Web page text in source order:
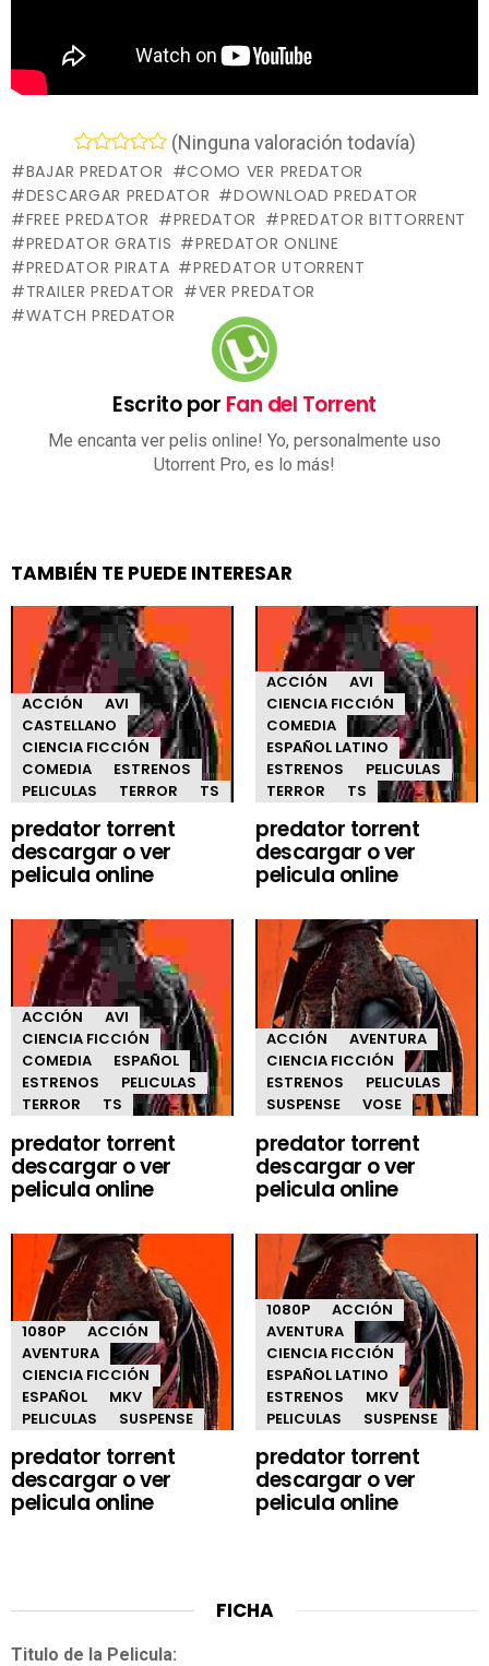
(Ninguna valoración todavía)
BAJAR PREDATOR
COMO VER PREDATOR
DESCARGAR PREDATOR
DOWNLOAD PREDATOR
FREE PREDATOR
PREDATOR
PREDATOR BITTORRENT
PREDATOR GRATIS
PREDATOR ONLINE
PREDATOR PIRATA
PREDATOR UTORRENT
TRAILER PREDATOR
VER PREDATOR
WATCH PREDATOR
Escrito por Fan del Torrent
Me encanta ver pelis online! Yo, personalmente uso
Utorrent Pro, es lo más!
TAMBIÉN TE PUEDE INTERESAR
ACCIÓN
AVI
CASTELLANO
CIENCIA FICCIÓN
COMEDIA
ESTRENOS
PELICULAS
TERROR TS
predator torrent
descargar o ver
pelicula online
ACCIÓN
AVI
CIENCIA FICCIÓN
COMEDIA
ESPAÑOL LATINO
ESTRENOS
PELICULAS
TERROR
TS
predator torrent
descargar o ver
pelicula online
ACCIÓN
AVI
CIENCIA FICCIÓN
COMEDIA
ESPAÑOL
ESTRENOS
PELICULAS
TERROR
TS
predator torrent
descargar o ver
pelicula online
ACCIÓN
AVENTURA
CIENCIA FICCIÓN
ESTRENOS
PELICULAS
SUSPENSE
VOSE
predator torrent
descargar o ver
pelicula online
1080P
ACCIÓN
AVENTURA
CIENCIA FICCIÓN
ESPAÑOL
MKV
PELICULAS
SUSPENSE
predator torrent
descargar o ver
pelicula online
1080P
ACCIÓN
AVENTURA
CIENCIA FICCIÓN
ESPAÑOL LATINO
ESTRENOS
MKV
PELICULAS
SUSPENSE
predator torrent
descargar o ver
pelicula online
FICHA
Titulo de la Pelicula: